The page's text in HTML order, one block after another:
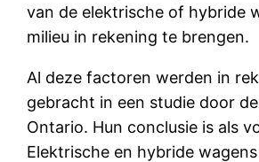
van de elektrische of hybride
milieu in rekening te brengen.
Al deze factoren werden in
gebracht in een studie door
Ontario. Hun conclusie is als
Elektrische en hybride